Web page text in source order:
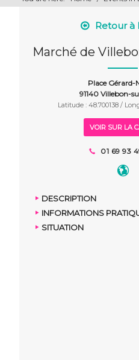
Retour à
Marché de
Place Gérard-
91140 Villebon-
Latitude : 48.700138 /
VOIR SUR LA
01 69 93
DESCRIPTION
INFORMATIONS
SITUATION